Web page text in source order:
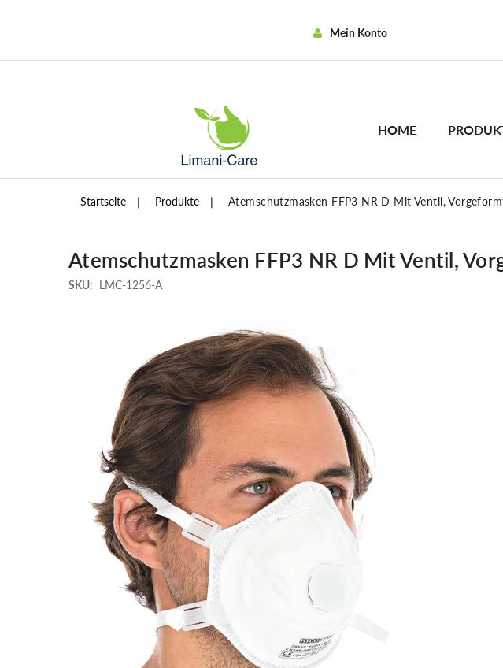
Mein Konto
HOME
Startseite Produkte Atemschutzmasken FFP3 NR D Mit Ventil,
Atemschutzmasken FFP3 NR D Mit Ventil,
SKU: LMC-1256-A